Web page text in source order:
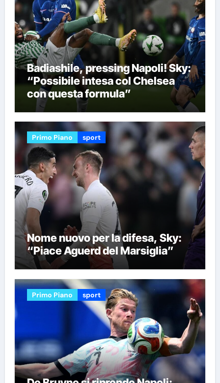
Badiashile, pressing Napoli! Sky:
“Possibile intesa col Chelsea
con questa formula”
Primo Piano sport
Nome nuovo per la difesa, Sky:
“Piace Aguerd del Marsiglia”
Primo Piano sport